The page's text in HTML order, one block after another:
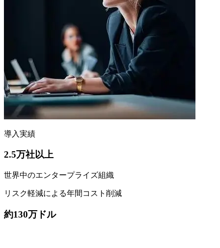
導入実績
2.5万社以上
世界中のエンタープライズ組織
リスク軽減による年間コスト削減
約130万ドル